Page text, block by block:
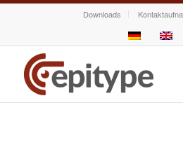
Downloads